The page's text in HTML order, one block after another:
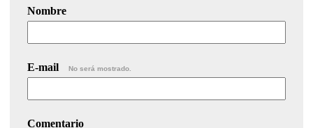
Nombre
E-mail No será mostrado.
Comentario